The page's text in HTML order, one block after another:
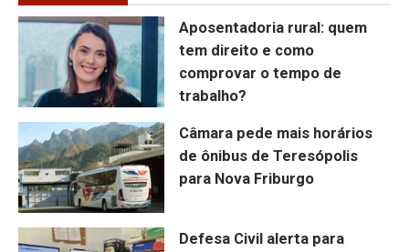
Aposentadoria rural: quem
tem direito e como
comprovar o tempo de
trabalho?
Câmara pede mais horários
de ônibus de Teresópolis
para Nova Friburgo
Defesa Civil alerta para